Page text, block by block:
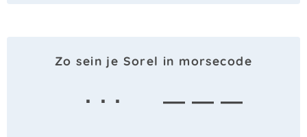
Zo sein je Sorel in morsecode
· · ·
— — —